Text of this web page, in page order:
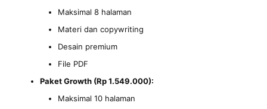
Maksimal 8 halaman
Materi dan copywriting
Desain premium
File PDF
Paket Growth (Rp 1.549.000):
Maksimal 10 halaman